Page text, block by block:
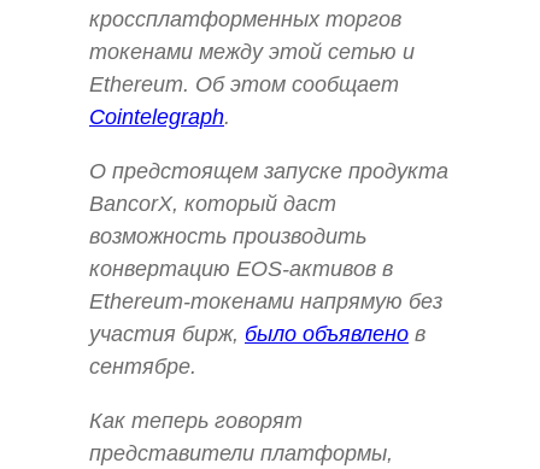
кроссплатформенных торгов
токенами между этой сетью и
Ethereum. Об этом сообщает
Cointelegraph.
О предстоящем запуске продукта
BancorX, который даст
возможность производить
конвертацию EOS-активов в
Ethereum-токенами напрямую без
участия бирж, было объявлено в
сентябре.
Как теперь говорят
представители платформы,